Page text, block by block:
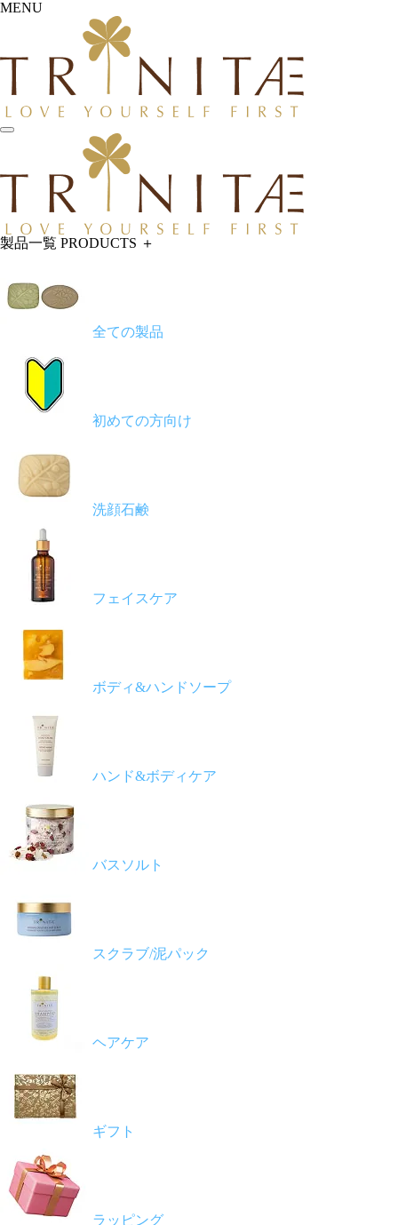
MENU
製品一覧 PRODUCTS ＋
全ての製品
初めての方向け
洗顔石鹸
フェイスケア
ボディ&ハンドソープ
ハンド&ボディケア
バスソルト
スクラブ/泥パック
ヘアケア
ギフト
ラッピング